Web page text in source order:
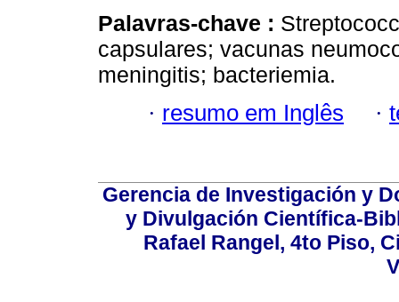
Palavras-chave :
capsulares; vacunas
meningitis; bacteriemia.
· resumo em Inglês ·
Gerencia de Investigación y
y Divulgación Científica-
Rafael Rangel, 4to Piso,